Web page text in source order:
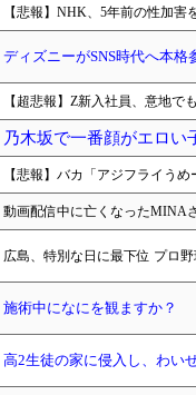
【悲報】NHK、5年前の性加
ディズニーがSNS時代へ本
【超悲報】Z新入社員、意地で
乃木坂で一番顔がエロい
【悲報】バカ「アジフライう
動画配信中に亡くなったMINA
広島、特別な日に最下位 プロ野
施術中になにを観ますか？
高2生徒の家に侵入し、わい